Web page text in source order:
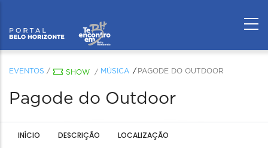
EVENTOS / SHOW / MÚSICA PAGODE DO OUTDOOR
Pagode do Outdoor
INÍCIO DESCRIÇÃO LOCALIZAÇÃO